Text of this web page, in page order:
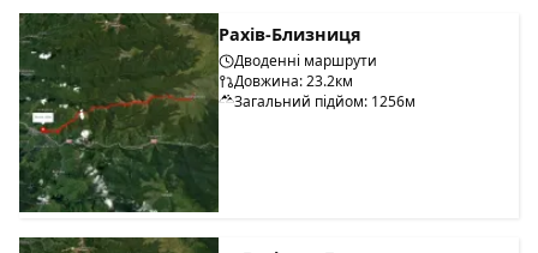
Рахів-Близниця
Дводенні маршрути
Довжина: 23.2км
Загальний підйом: 1256м